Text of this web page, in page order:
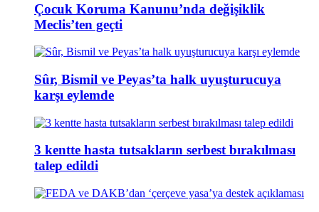
Çocuk Koruma Kanunu’nda değişiklik
Meclis’ten geçti
Sûr, Bismil ve Peyas’ta halk uyuşturucuya
karşı eylemde
3 kentte hasta tutsakların serbest bırakılması
talep edildi